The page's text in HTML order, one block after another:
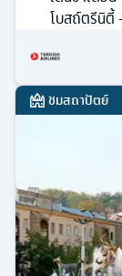
โบสถ์ตรีนิตี้
ชมสถาปัตย์